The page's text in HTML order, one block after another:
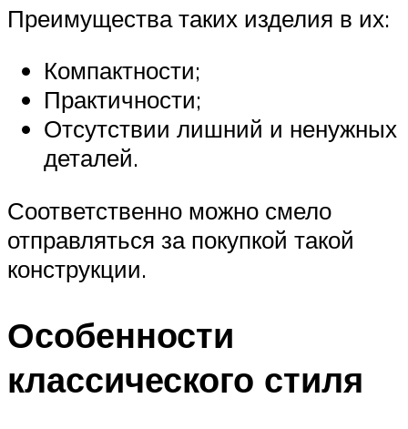
Преимущества таких изделия в их:
Компактности;
Практичности;
Отсутствии лишний и ненужных
деталей.
Соответственно можно смело
отправляться за покупкой такой
конструкции.
Особенности
классического стиля